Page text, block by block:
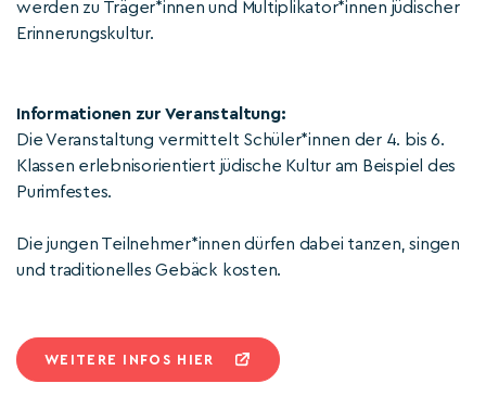
werden zu Träger*innen und Multiplikator*innen jüdischer
Erinnerungskultur.
Informationen zur Veranstaltung:
Die Veranstaltung vermittelt Schüler*innen der 4. bis 6.
Klassen erlebnisorientiert jüdische Kultur am Beispiel des
Purimfestes.
Die jungen Teilnehmer*innen dürfen dabei tanzen, singen
und traditionelles Gebäck kosten.
WEITERE INFOS HIER